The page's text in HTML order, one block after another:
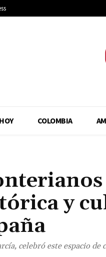
COLOMBIA
y
celebró este espacio